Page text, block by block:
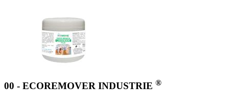
00 - ECOREMOVER INDUSTRIE ®